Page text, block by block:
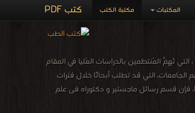
كتب PDF مكتبة الكتب المكتبات
تُهِمُّ المُنتظمين بالدراسات العُليا في المقام
التي قد تطلب أبحاثًا خلال فترات
فإن قسم رسائل ماجستير و دكتوراه فى علم